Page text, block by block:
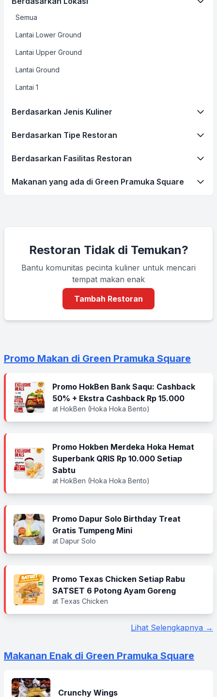
Semua
Lantai Lower Ground
Lantai Upper Ground
Lantai Ground
Lantai 1
Berdasarkan Jenis Kuliner
Berdasarkan Tipe Restoran
Berdasarkan Fasilitas Restoran
Makanan yang ada di Green Pramuka Square
Restoran Tidak di Temukan?
Bantu komunitas pecinta kuliner untuk mencari
tempat makan enak
Tambah Restoran
Promo Makan di Green Pramuka Square
Promo HokBen Bank Saqu: Cashback
50% + Ekstra Cashback Rp 15.000
at HokBen (Hoka Hoka Bento)
Promo Hokben Merdeka Hoka Hemat
Superbank QRIS Rp 10.000 Setiap
Sabtu
at HokBen (Hoka Hoka Bento)
Promo Dapur Solo Birthday Treat
Gratis Tumpeng Mini
at Dapur Solo
Promo Texas Chicken Setiap Rabu
SATSET 6 Potong Ayam Goreng
at Texas Chicken
Lihat Selengkapnya →
Makanan Enak di Green Pramuka Square
Crunchy Wings